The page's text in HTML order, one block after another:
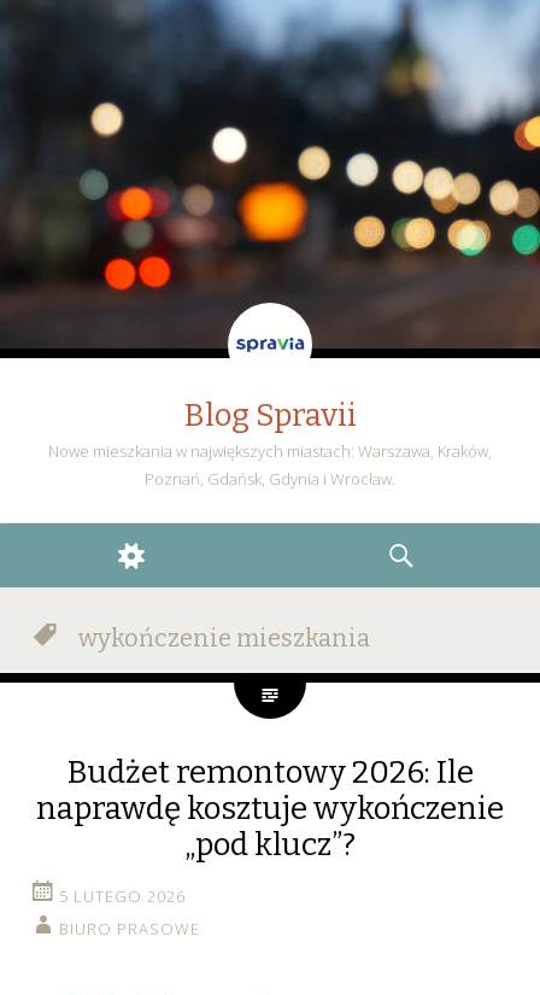
Blog Spravii
Nowe mieszkania w największych miastach: Warszawa, Kraków,
Poznań, Gdańsk, Gdynia i Wrocław.
WIDGETS
SEARCH
wykończenie mieszkania
Budżet remontowy 2026: Ile
naprawdę kosztuje wykończenie
„pod klucz”?
5 LUTEGO 2026
BIURO PRASOWE